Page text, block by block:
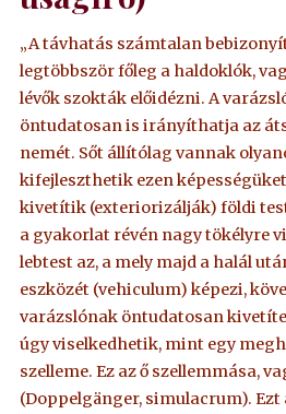
„A távhatás számtalan
legtöbbször főleg a haldoklók,
lévők szokták előidézni. A
öntudatosan is irányíthatja az
nemét. Sőt állítólag vannak
kifejleszthetik ezen
kivetítik (exteriorizálják) földi
a gyakorlat révén nagy tökélyre
lebtest az, a mely majd a halál
eszközét (vehiculum) képezi,
varázslónak öntudatosan
úgy viselkedhetik, mint egy
szelleme. Ez az ő szellemmása,
(Doppelgänger, simulacrum). Ezt